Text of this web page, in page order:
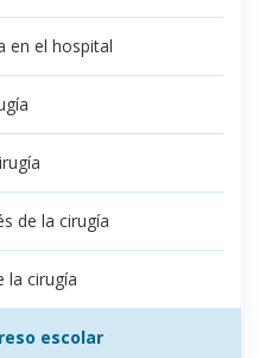
en el hospital
de la cirugía
la cirugía
escolar